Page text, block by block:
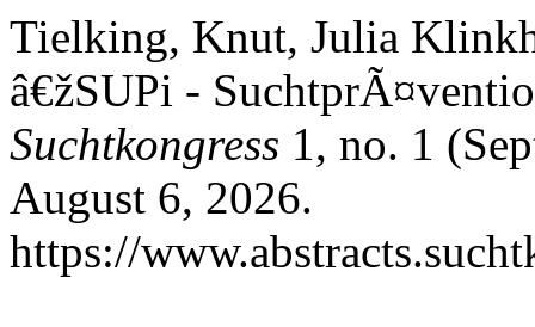
Tielking, Knut, Julia
â€žSUPi -
Suchtkongress 1, no. 1
August 6, 2026.
https://